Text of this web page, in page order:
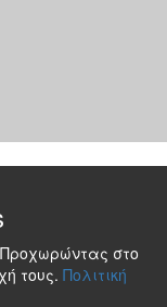
Προχωρώντας στο
τους. Πολιτική